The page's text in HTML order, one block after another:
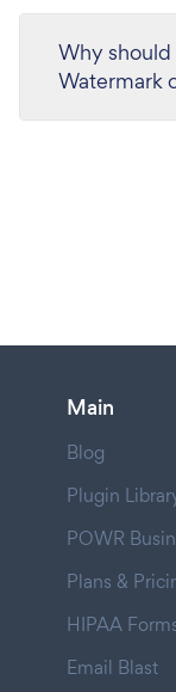
Why should
Watermark
Main
Blog
Plugin
POWR
Plans &
HIPAA
Email Blast